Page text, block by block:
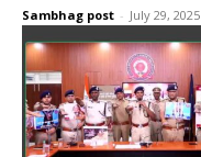
Sambhag post - July 29, 2025